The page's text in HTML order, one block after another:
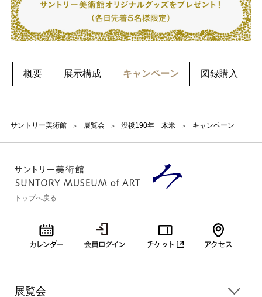
サントリー美術館 展覧会 没後190年 木米 キャンペーン
概要 展示構成 キャンペーン 図録購入
トップへ戻る
展覧会